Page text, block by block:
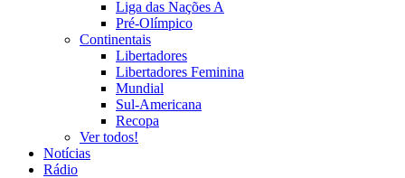
Liga das Nações A
Pré-Olímpico
Continentais
Libertadores
Libertadores Feminina
Mundial
Sul-Americana
Recopa
Ver todos!
Notícias
Rádio